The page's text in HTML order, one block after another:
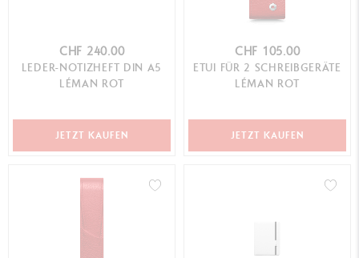
CHF 240.00
LEDER-NOTIZHEFT DIN A5
LÉMAN ROT
JETZT KAUFEN
CHF 105.00
ETUI FÜR 2 SCHREIBGERÄTE
LÉMAN ROT
JETZT KAUFEN